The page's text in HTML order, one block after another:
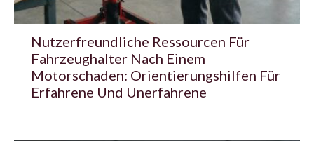
Nutzerfreundliche Ressourcen Für
Fahrzeughalter Nach Einem
Motorschaden: Orientierungshilfen Für
Erfahrene Und Unerfahrene